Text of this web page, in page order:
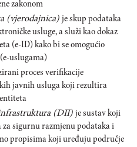
zakonom
(vjerodajnica)je skup podataka
usluge, a služi kao dokaz
(e-ID) kako bi se omogućio
uslugama)
proces verifikacije
javnih usluga koji rezultira
(DII)je sustav koji
za sigurnu razmjenu podataka i
propisima koji uređuju područje